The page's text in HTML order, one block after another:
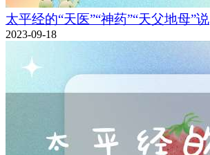
太平经的“天医”“神药”“天父地母”说
2023-09-18